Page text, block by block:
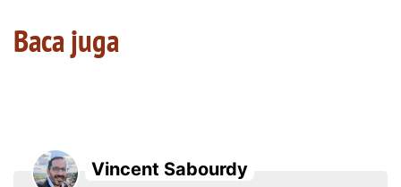
Baca juga
Vincent Sabourdy